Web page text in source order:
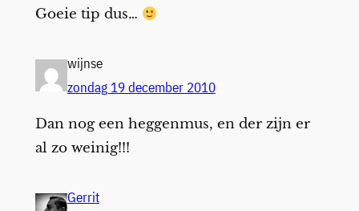
Goeie tip dus…
wijnse
zondag 19 december 2010
Dan nog een heggenmus, en der zijn er
al zo weinig!!!
Gerrit